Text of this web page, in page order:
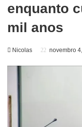
enquanto
mil anos
Nicolas novembro